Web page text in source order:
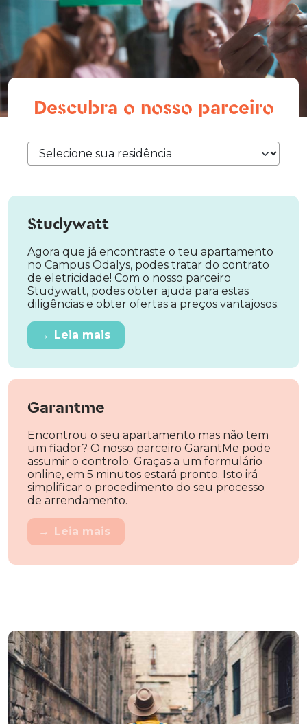
Descubra o nosso parceiro
Studywatt
Agora que já encontraste o teu apartamento
no Campus Odalys, podes tratar do contrato
de eletricidade! Com o nosso parceiro
Studywatt, podes obter ajuda para estas
diligências e obter ofertas a preços vantajosos.
→ Leia mais
Garantme
Encontrou o seu apartamento mas não tem
um fiador? O nosso parceiro GarantMe pode
assumir o controlo. Graças a um formulário
online, em 5 minutos estará pronto. Isto irá
simplificar o procedimento do seu processo
de arrendamento.
→ Leia mais